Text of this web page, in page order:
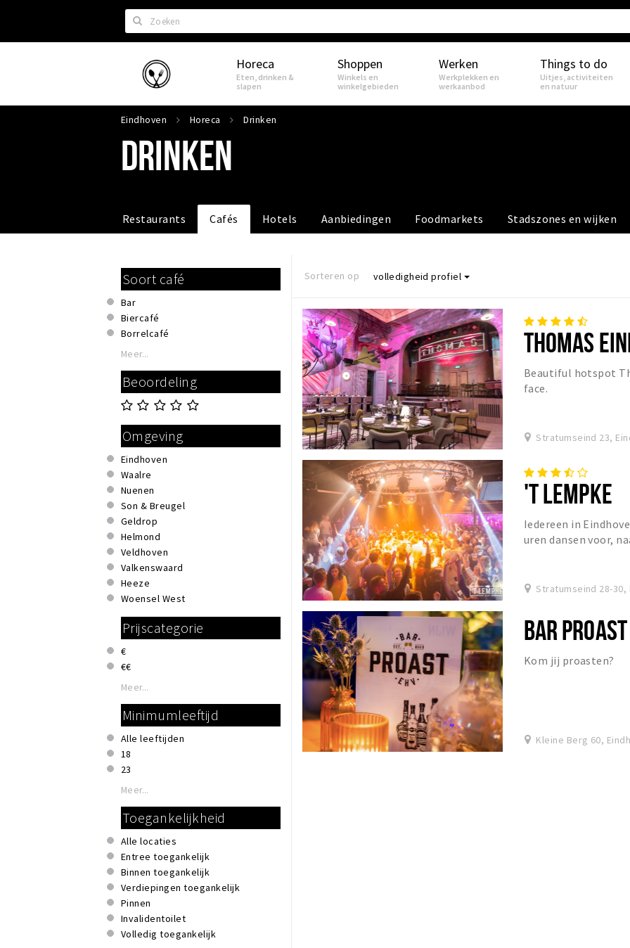
Zoeken
Eindhoven Horeca
Eten, drinken &
slapen
Shoppen
Winkels en
winkelgebieden
Werken
Werkplekken en
werkaanbod
Things to do
Uitjes, activiteiten
en natuur
Eindhoven Horeca Drinken
DRINKEN
Restaurants Cafés Hotels Aanbiedingen Foodmarkets Stadszones en wijken
Soort café
Bar
Biercafé
Borrelcafé
Bruincafé
Cocktailbar
Discotheek
Eetcafé
Evenementenlocatie
Feestcafé
Gay Café
Lounge
Muziekcafé
Podium
Studentencafé
Wijnbar
Meer...
Beoordeling
Omgeving
Eindhoven
Waalre
Nuenen
Son & Breugel
Geldrop
Helmond
Veldhoven
Valkenswaard
Heeze
Woensel West
Prijscategorie
€
€€
Meer...
Minimumleeftijd
Alle leeftijden
18
23
Meer...
Toegankelijkheid
Alle locaties
Entree toegankelijk
Binnen toegankelijk
Verdiepingen toegankelijk
Pinnen
Invalidentoilet
Volledig toegankelijk
Sorteren op volledigheid profiel
THOMAS
Beautiful hotspot
face.
Stratumseind 23,
'T LEMPKE
Iedereen in
uren dansen voor,
Stratumseind 28-30,
BAR PROAST
Kom jij proasten?
Kleine Berg 60,